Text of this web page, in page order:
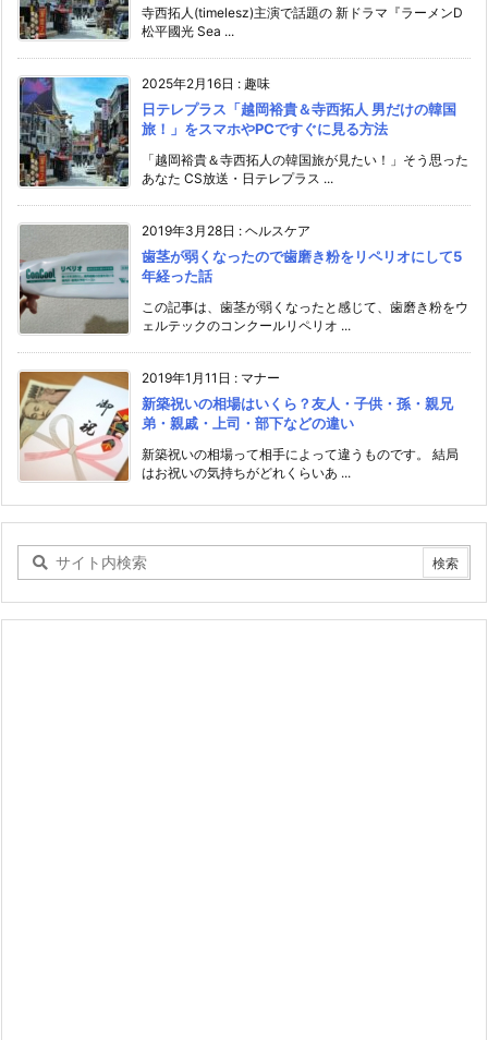
寺西拓人(timelesz)主演で話題の 新ドラマ『ラーメンD
松平國光 Sea ...
2025年2月16日 : 趣味
日テレプラス「越岡裕貴＆寺西拓人 男だけの韓国
旅！」をスマホやPCですぐに見る方法
「越岡裕貴＆寺西拓人の韓国旅が見たい！」そう思った
あなた CS放送・日テレプラス ...
2019年3月28日 : ヘルスケア
歯茎が弱くなったので歯磨き粉をリペリオにして5
年経った話
この記事は、歯茎が弱くなったと感じて、歯磨き粉をウ
ェルテックのコンクールリペリオ ...
2019年1月11日 : マナー
新築祝いの相場はいくら？友人・子供・孫・親兄
弟・親戚・上司・部下などの違い
新築祝いの相場って相手によって違うものです。 結局
はお祝いの気持ちがどれくらいあ ...